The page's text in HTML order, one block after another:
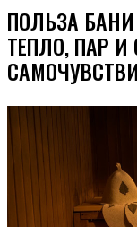
ПОЛЬЗА
ТЕПЛО, ПАР